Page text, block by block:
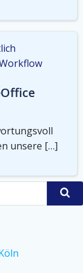
unsere […]